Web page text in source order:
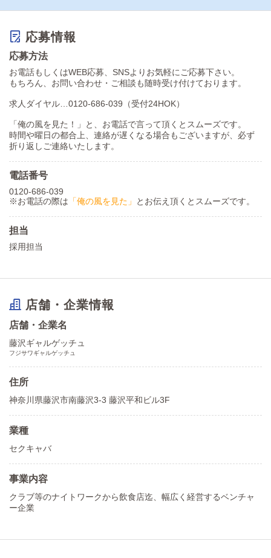
応募情報
応募方法
お電話もしくはWEB応募、SNSよりお気軽にご応募下さい。
もちろん、お問い合わせ・ご相談も随時受け付けております。
求人ダイヤル…0120-686-039（受付24HOK）
「俺の風を見た！」と、お電話で言って頂くとスムーズです。
時間や曜日の都合上、連絡が遅くなる場合もございますが、必ず
折り返しご連絡いたします。
電話番号
0120-686-039
※お電話の際は 「俺の風を見た」 とお伝え頂くとスムーズです。
担当
採用担当
店舗・企業情報
店舗・企業名
藤沢ギャルゲッチュ
フジサワギャルゲッチュ
住所
神奈川県藤沢市南藤沢3-3 藤沢平和ビル3F
業種
セクキャバ
事業内容
クラブ等のナイトワークから飲食店迄、幅広く経営するベンチャ
ー企業